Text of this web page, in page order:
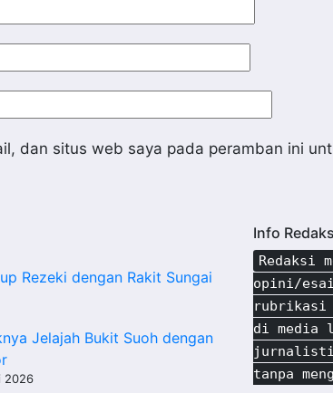
dan situs web saya pada peramban ini
Rezeki dengan Rakit Sungai
Jelajah Bukit Suoh dengan
2026
Info
Redaksi
opini/
rubrikasi
di media
tanpa